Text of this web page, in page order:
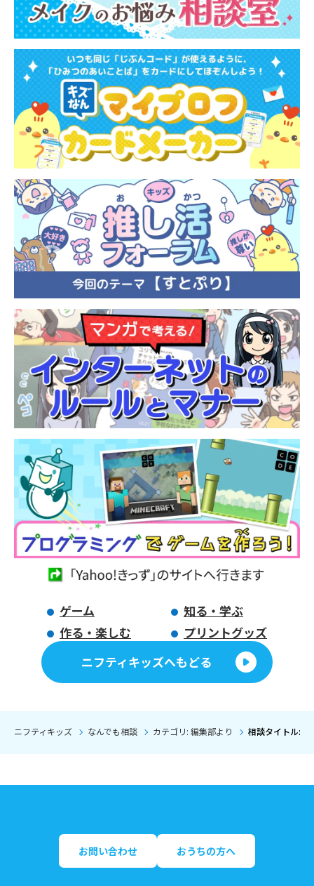
ゲーム
知る・学ぶ
作る・楽しむ
プリントグッズ
ニフティキッズへもどる
ニフティキッズ なんでも相談 カテゴリ: 編集部より 相談タイトル:
お問い合わせ おうちの方へ